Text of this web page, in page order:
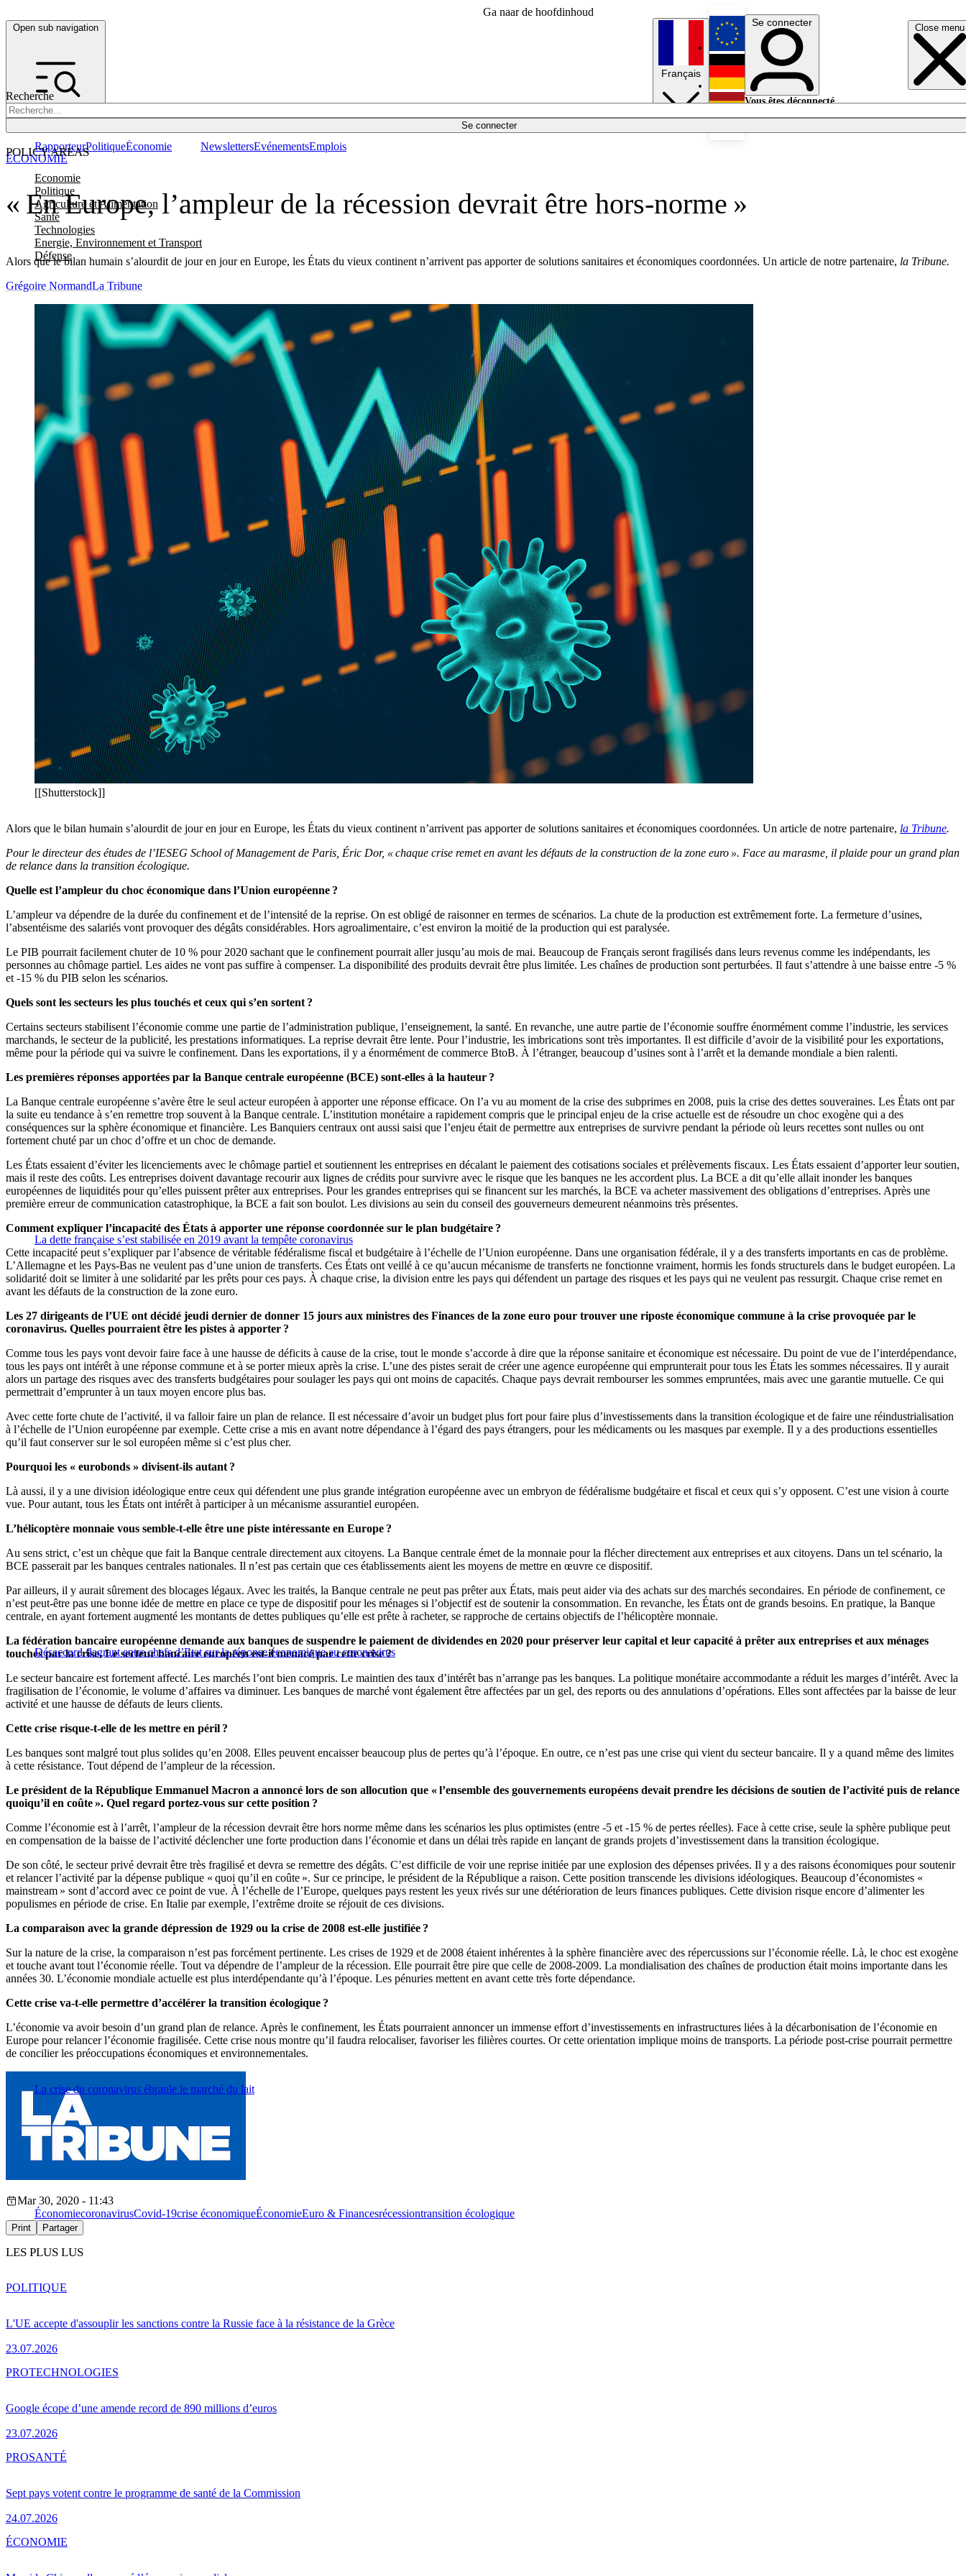
Ga naar de hoofdinhoud
Open sub navigation Close menu
Recherche
Se connecter
POLICY AREAS
Economie
Politique
Agriculture et Alimentation
Santé
Technologies
Energie, Environnement et Transport
Défense
RapporteurPolitiqueÉconomie NewslettersEvénementsEmplois
Français
English
Deutsch
Se connecter
Vous êtes déconnecté.
« En Europe, l’ampleur de la récession devrait être hors-norme »
Alors que le bilan humain s’alourdit de jour en jour en Europe, les États du vieux continent n’arrivent pas apporter de solutions sanitaires et économiques coordonnées. Un article de notre partenaire, la Tribune.
ÉCONOMIE
Grégoire NormandLa Tribune
[[Shutterstock]]
Alors que le bilan humain s’alourdit de jour en jour en Europe, les États du vieux continent n’arrivent pas apporter de solutions sanitaires et économiques coordonnées. Un article de notre partenaire, la Tribune.
Pour le directeur des études de l’IESEG School of Management de Paris, Éric Dor, « chaque crise remet en avant les défauts de la construction de la zone euro ». Face au marasme, il plaide pour un grand plan
de relance dans la transition écologique.
Quelle est l’ampleur du choc économique dans l’Union européenne ?
L’ampleur va dépendre de la durée du confinement et de l’intensité de la reprise. On est obligé de raisonner en termes de scénarios. La chute de la production est extrêmement forte. La fermeture d’usines,
l’absentéisme des salariés vont provoquer des dégâts considérables. Hors agroalimentaire, c’est environ la moitié de la production qui est paralysée.
Le PIB pourrait facilement chuter de 10 % pour 2020 sachant que le confinement pourrait aller jusqu’au mois de mai. Beaucoup de Français seront fragilisés dans leurs revenus comme les indépendants, les
personnes au chômage partiel. Les aides ne vont pas suffire à compenser. La disponibilité des produits devrait être plus limitée. Les chaînes de production sont perturbées. Il faut s’attendre à une baisse entre -5 %
et -15 % du PIB selon les scénarios.
Quels sont les secteurs les plus touchés et ceux qui s’en sortent ?
Certains secteurs stabilisent l’économie comme une partie de l’administration publique, l’enseignement, la santé. En revanche, une autre partie de l’économie souffre énormément comme l’industrie, les services
marchands, le secteur de la publicité, les prestations informatiques. La reprise devrait être lente. Pour l’industrie, les imbrications sont très importantes. Il est difficile d’avoir de la visibilité pour les exportations,
même pour la période qui va suivre le confinement. Dans les exportations, il y a énormément de commerce BtoB. À l’étranger, beaucoup d’usines sont à l’arrêt et la demande mondiale a bien ralenti.
Les premières réponses apportées par la Banque centrale européenne (BCE) sont-elles à la hauteur ?
La Banque centrale européenne s’avère être le seul acteur européen à apporter une réponse efficace. On l’a vu au moment de la crise des subprimes en 2008, puis la crise des dettes souveraines. Les États ont par
la suite eu tendance à s’en remettre trop souvent à la Banque centrale. L’institution monétaire a rapidement compris que le principal enjeu de la crise actuelle est de résoudre un choc exogène qui a des
conséquences sur la sphère économique et financière. Les Banquiers centraux ont aussi saisi que l’enjeu était de permettre aux entreprises de survivre pendant la période où leurs recettes sont nulles ou ont
fortement chuté par un choc d’offre et un choc de demande.
Les États essaient d’éviter les licenciements avec le chômage partiel et soutiennent les entreprises en décalant le paiement des cotisations sociales et prélèvements fiscaux. Les États essaient d’apporter leur soutien,
mais il reste des coûts. Les entreprises doivent davantage recourir aux lignes de crédits pour survivre avec le risque que les banques ne les accordent plus. La BCE a dit qu’elle allait inonder les banques
européennes de liquidités pour qu’elles puissent prêter aux entreprises. Pour les grandes entreprises qui se financent sur les marchés, la BCE va acheter massivement des obligations d’entreprises. Après une
première erreur de communication catastrophique, la BCE a fait son boulot. Les divisions au sein du conseil des gouverneurs demeurent néanmoins très présentes.
La dette française s’est stabilisée en 2019 avant la tempête coronavirus
Comment expliquer l’incapacité des États à apporter une réponse coordonnée sur le plan budgétaire ?
Cette incapacité peut s’expliquer par l’absence de véritable fédéralisme fiscal et budgétaire à l’échelle de l’Union européenne. Dans une organisation fédérale, il y a des transferts importants en cas de problème.
L’Allemagne et les Pays-Bas ne veulent pas d’une union de transferts. Ces États ont veillé à ce qu’aucun mécanisme de transferts ne fonctionne vraiment, hormis les fonds structurels dans le budget européen. La
solidarité doit se limiter à une solidarité par les prêts pour ces pays. À chaque crise, la division entre les pays qui défendent un partage des risques et les pays qui ne veulent pas ressurgit. Chaque crise remet en
avant les défauts de la construction de la zone euro.
Les 27 dirigeants de l’UE ont décidé jeudi dernier de donner 15 jours aux ministres des Finances de la zone euro pour trouver une riposte économique commune à la crise provoquée par le
coronavirus. Quelles pourraient être les pistes à apporter ?
Comme tous les pays vont devoir faire face à une hausse de déficits à cause de la crise, tout le monde s’accorde à dire que la réponse sanitaire et économique est nécessaire. Du point de vue de l’interdépendance,
tous les pays ont intérêt à une réponse commune et à se porter mieux après la crise. L’une des pistes serait de créer une agence européenne qui emprunterait pour tous les États les sommes nécessaires. Il y aurait
alors un partage des risques avec des transferts budgétaires pour soulager les pays qui ont moins de capacités. Chaque pays devrait rembourser les sommes empruntées, mais avec une garantie mutuelle. Ce qui
permettrait d’emprunter à un taux moyen encore plus bas.
Avec cette forte chute de l’activité, il va falloir faire un plan de relance. Il est nécessaire d’avoir un budget plus fort pour faire plus d’investissements dans la transition écologique et de faire une réindustrialisation
à l’échelle de l’Union européenne par exemple. Cette crise a mis en avant notre dépendance à l’égard des pays étrangers, pour les médicaments ou les masques par exemple. Il y a des productions essentielles
qu’il faut conserver sur le sol européen même si c’est plus cher.
Pourquoi les « eurobonds » divisent-ils autant ?
Là aussi, il y a une division idéologique entre ceux qui défendent une plus grande intégration européenne avec un embryon de fédéralisme budgétaire et fiscal et ceux qui s’y opposent. C’est une vision à courte
vue. Pour autant, tous les États ont intérêt à participer à un mécanisme assurantiel européen.
L’hélicoptère monnaie vous semble-t-elle être une piste intéressante en Europe ?
Au sens strict, c’est un chèque que fait la Banque centrale directement aux citoyens. La Banque centrale émet de la monnaie pour la flécher directement aux entreprises et aux citoyens. Dans un tel scénario, la
BCE passerait par les banques centrales nationales. Il n’est pas certain que ces établissements aient les moyens de mettre en œuvre ce dispositif.
Par ailleurs, il y aurait sûrement des blocages légaux. Avec les traités, la Banque centrale ne peut pas prêter aux États, mais peut aider via des achats sur des marchés secondaires. En période de confinement, ce
n’est peut-être pas une bonne idée de mettre en place ce type de dispositif pour les ménages si l’objectif est de soutenir la consommation. En revanche, les États ont de grands besoins. En pratique, la Banque
centrale, en ayant fortement augmenté les montants de dettes publiques qu’elle est prête à racheter, se rapproche de certains objectifs de l’hélicoptère monnaie.
Désaccord flagrant entre chefs d’Etat sur la réponse économique au coronavirus
La fédération bancaire européenne demande aux banques de suspendre le paiement de dividendes en 2020 pour préserver leur capital et leur capacité à prêter aux entreprises et aux ménages
touchés par la crise. Le secteur bancaire européen est-il menacé par cette crise ?
Le secteur bancaire est fortement affecté. Les marchés l’ont bien compris. Le maintien des taux d’intérêt bas n’arrange pas les banques. La politique monétaire accommodante a réduit les marges d’intérêt. Avec la
fragilisation de l’économie, le volume d’affaires va diminuer. Les banques de marché vont également être affectées par un gel, des reports ou des annulations d’opérations. Elles sont affectées par la baisse de leur
activité et une hausse de défauts de leurs clients.
Cette crise risque-t-elle de les mettre en péril ?
Les banques sont malgré tout plus solides qu’en 2008. Elles peuvent encaisser beaucoup plus de pertes qu’à l’époque. En outre, ce n’est pas une crise qui vient du secteur bancaire. Il y a quand même des limites
à cette résistance. Tout dépend de l’ampleur de la récession.
Le président de la République Emmanuel Macron a annoncé lors de son allocution que « l’ensemble des gouvernements européens devait prendre les décisions de soutien de l’activité puis de relance
quoiqu’il en coûte ». Quel regard portez-vous sur cette position ?
Comme l’économie est à l’arrêt, l’ampleur de la récession devrait être hors norme même dans les scénarios les plus optimistes (entre -5 et -15 % de pertes réelles). Face à cette crise, seule la sphère publique peut
en compensation de la baisse de l’activité déclencher une forte production dans l’économie et dans un délai très rapide en lançant de grands projets d’investissement dans la transition écologique.
De son côté, le secteur privé devrait être très fragilisé et devra se remettre des dégâts. C’est difficile de voir une reprise initiée par une explosion des dépenses privées. Il y a des raisons économiques pour soutenir
et relancer l’activité par la dépense publique « quoi qu’il en coûte ». Sur ce principe, le président de la République a raison. Cette position transcende les divisions idéologiques. Beaucoup d’économistes «
mainstream » sont d’accord avec ce point de vue. À l’échelle de l’Europe, quelques pays restent les yeux rivés sur une détérioration de leurs finances publiques. Cette division risque encore d’alimenter les
populismes en période de crise. En Italie par exemple, l’extrême droite se réjouit de ces divisions.
La comparaison avec la grande dépression de 1929 ou la crise de 2008 est-elle justifiée ?
Sur la nature de la crise, la comparaison n’est pas forcément pertinente. Les crises de 1929 et de 2008 étaient inhérentes à la sphère financière avec des répercussions sur l’économie réelle. Là, le choc est exogène
et touche avant tout l’économie réelle. Tout va dépendre de l’ampleur de la récession. Elle pourrait être pire que celle de 2008-2009. La mondialisation des chaînes de production était moins importante dans les
années 30. L’économie mondiale actuelle est plus interdépendante qu’à l’époque. Les pénuries mettent en avant cette très forte dépendance.
Cette crise va-t-elle permettre d’accélérer la transition écologique ?
L’économie va avoir besoin d’un grand plan de relance. Après le confinement, les États pourraient annoncer un immense effort d’investissements en infrastructures liées à la décarbonisation de l’économie en
Europe pour relancer l’économie fragilisée. Cette crise nous montre qu’il faudra relocaliser, favoriser les filières courtes. Or cette orientation implique moins de transports. La période post-crise pourrait permettre
de concilier les préoccupations économiques et environnementales.
La crise du coronavirus ébranle le marché du lait
Mar 30, 2020 - 11:43
ÉconomiecoronavirusCovid-19crise économiqueÉconomieEuro & Financesrécessiontransition écologique
Print Partager
LES PLUS LUS
L'UE accepte d'assouplir les sanctions contre la Russie face à la résistance de la Grèce
23.07.2026
POLITIQUE
Google écope d’une amende record de 890 millions d’euros
23.07.2026
PROTECHNOLOGIES
Sept pays votent contre le programme de santé de la Commission
24.07.2026
PROSANTÉ
ÉCONOMIE